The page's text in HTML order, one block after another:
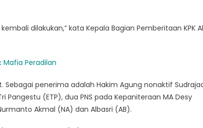
dilakukan,” kata Kepala Bagian Pemberitaan KPK
Mafia Peradilan
penerima adalah Hakim Agung nonaktif
Pangestu (ETP), dua PNS pada Kepaniteraan MA Desy
Akmal (NA) dan Albasri (AB).